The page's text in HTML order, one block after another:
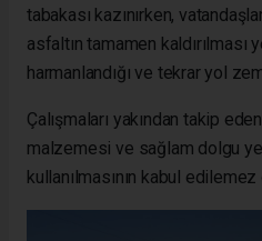
tabakası kazınırken,
asfaltın tamamen kaldırılması
harmanlandığı ve tekrar yol
Çalışmaları yakından takip
malzemesi ve sağlam dolgu
kullanılmasının kabul